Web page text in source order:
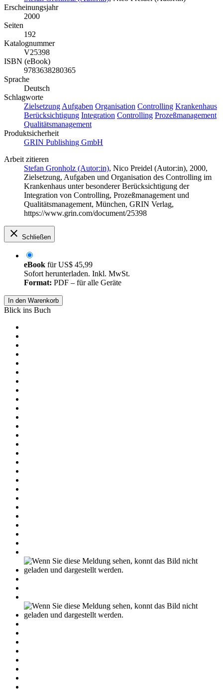
Erscheinungsjahr
2000
Seiten
192
Katalognummer
V25398
ISBN (eBook)
9783638280365
Sprache
Deutsch
Schlagworte
Zielsetzung Aufgaben Organisation Controlling Krankenhaus
Berücksichtigung Integration Controlling Prozeßmanagement
Qualitätsmanagement
Produktsicherheit
GRIN Publishing GmbH
Arbeit zitieren
Stefan Gronholz (Autor:in), Nico Preidel (Autor:in), 2000,
Zielsetzung, Aufgaben und Organisation des Controlling im
Krankenhaus unter besonderer Berücksichtigung der
Integration von Controlling, Prozeßmanagement und
Qualitätsmanagement, München, GRIN Verlag,
https://www.grin.com/document/25398
Schließen
eBook fürUS$ 45,99
Sofort herunterladen. Inkl. MwSt.
Format: PDF – für alle Geräte
In den Warenkorb
Blick ins Buch